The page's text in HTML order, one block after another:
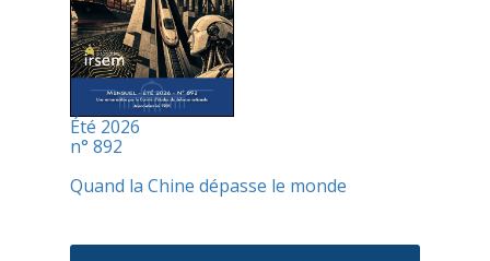
Été 2026
n° 892
Quand la Chine dépasse le monde